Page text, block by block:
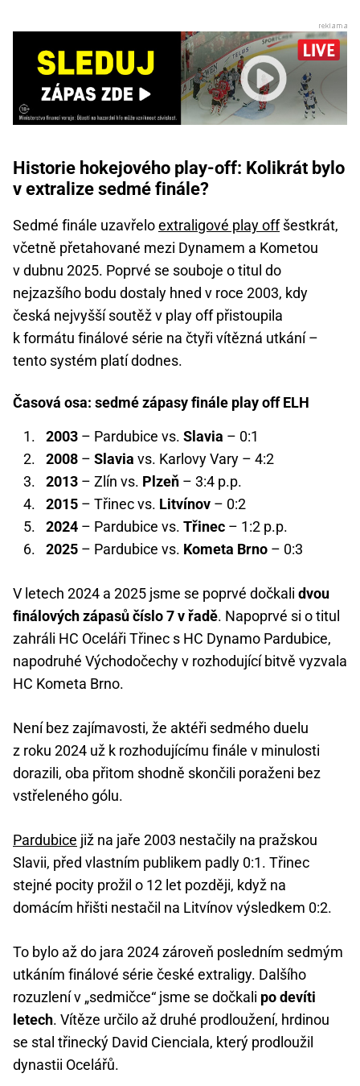
Historie hokejového play-off: Kolikrát bylo
v extralize sedmé finále?
Sedmé finále uzavřeloextraligové play offšestkrát,
včetně přetahované mezi Dynamem a Kometou
v dubnu 2025. Poprvé se souboje o titul do
nejzazšího bodu dostaly hned v roce 2003, kdy
česká nejvyšší soutěž v play off přistoupila
k formátu finálové série na čtyři vítězná utkání –
tento systém platí dodnes.
Časová osa: sedmé zápasy finále play off ELH
2003 – Pardubice vs. Slavia – 0:1
2008 – Slavia vs. Karlovy Vary – 4:2
2013 – Zlín vs. Plzeň – 3:4 p.p.
2015 – Třinec vs. Litvínov – 0:2
2024 – Pardubice vs. Třinec – 1:2 p.p.
2025 – Pardubice vs. Kometa Brno – 0:3
V letech 2024 a 2025 jsme se poprvé dočkali dvou
finálových zápasů číslo 7 v řadě. Napoprvé si o titul
zahráli HC Oceláři Třinec s HC Dynamo Pardubice,
napodruhé Východočechy v rozhodující bitvě vyzvala
HC Kometa Brno.
Není bez zajímavosti, že aktéři sedmého duelu
z roku 2024 už k rozhodujícímu finále v minulosti
dorazili, oba přitom shodně skončili poraženi bez
vstřeleného gólu.
Pardubice již na jaře 2003 nestačily na pražskou
Slavii, před vlastním publikem padly 0:1. Třinec
stejné pocity prožil o 12 let později, když na
domácím hřišti nestačil na Litvínov výsledkem 0:2.
To bylo až do jara 2024 zároveň posledním sedmým
utkáním finálové série české extraligy. Dalšího
rozuzlení v „sedmičce“ jsme se dočkali po devíti
letech. Vítěze určilo až druhé prodloužení, hrdinou
se stal třinecký David Cienciala, který prodloužil
dynastii Ocelářů.